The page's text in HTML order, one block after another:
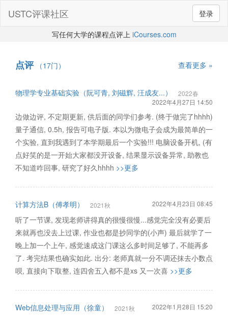
登录
USTC评课社区
写任何大学的课程点评上 iCourses.com
点评（17门） 查看更多 »
物理学专业基础实验（阮可青, 刘磁辉, 汪成友...）
2022春
2022年4月27日 14:50
边做边评, 不定期更新, 供后面的同学们参考. (终于做完了hhhh)
量子通信, 0.5h, 报告可电子版. 本以为微电子会成为最简单的一
个实验, 直到我遇到了本学期最后一个实验!!! 电脑设备开机, (有
点好笑的是一开始大家都没开设备, 结果显示设备异常, 助教也
不知道咋回事, 研究了好久hhhh >>更多
计算方法B（傅孝明） 2021秋 2022年4月23日 08:45
听了一节课, 发现老师讲得真的很慢很慢...感觉完全没有必要后
来就再也没去上过课, 作业也都是抄同学的(小声) 最后就学了一
晚上加一个上午, 感觉速成这门课这么多时间足够了, 不能再多
了. 考完结果也确实如此. 出分: 老师真就一分不调还抹去小数点
呗, 直接向下取整, 连四舍五入都不是xs 又一次喜 >>更多
Web信息处理与应用（徐童） 2021秋 2022年1月28日 15:20